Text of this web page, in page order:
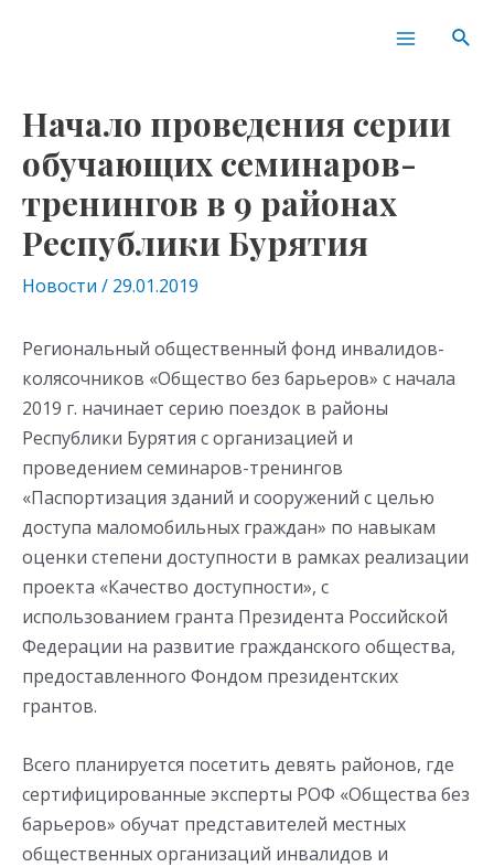
Main
Начало проведения серии
обучающих семинаров-
тренингов в 9 районах
Республики Бурятия
Новости / 29.01.2019
Региональный общественный фонд инвалидов-
колясочников «Общество без барьеров» с начала
2019 г. начинает серию поездок в районы
Республики Бурятия с организацией и
проведением семинаров-тренингов
«Паспортизация зданий и сооружений с целью
доступа маломобильных граждан» по навыкам
оценки степени доступности в рамках реализации
проекта «Качество доступности», с
использованием гранта Президента Российской
Федерации на развитие гражданского общества,
предоставленного Фондом президентских
грантов.
Всего планируется посетить девять районов, где
сертифицированные эксперты РОФ «Общества без
барьеров» обучат представителей местных
общественных организаций инвалидов и